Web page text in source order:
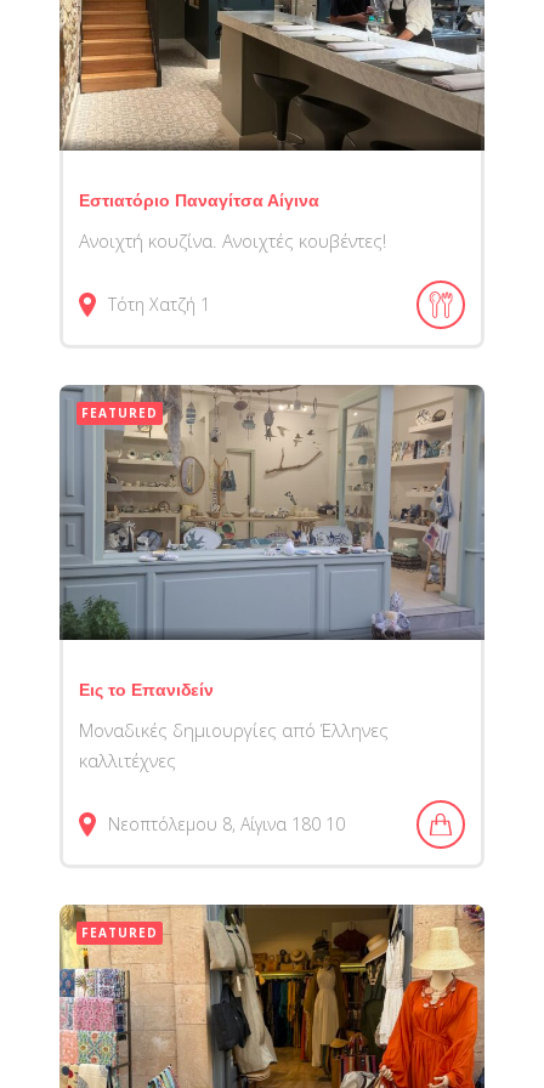
Εστιατόριο Παναγίτσα Αίγινα
Ανοιχτή κουζίνα. Ανοιχτές κουβέντες!
Τότη Χατζή 1
FEATURED
Εις το Επανιδείν
Μοναδικές δημιουργίες από Έλληνες
καλλιτέχνες
Νεοπτόλεμου 8, Αίγινα 180 10
FEATURED